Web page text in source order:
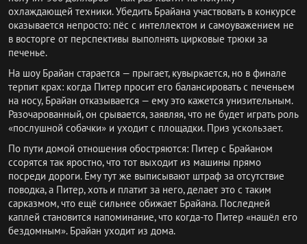
охлаждающей техники. Убедить Брайана участвовать в конкурсе
оказывается непросто: пёс с интеллектом и самоуважением не
в восторге от перспективы выполнять цирковые трюки за
печенье.
На шоу Брайан старается — прыгает, кувыркается, но в финале
терпит крах: когда Питер просит его балансировать с печеньем
на носу, Брайан отказывается — ему это кажется унизительным.
Разочарованный, он срывается, заявляя, что не будет играть роль
«послушной собачки» и уходит с площадки. Приз ускользает.
По пути домой отношения обостряются: Питер с Брайаном
ссорятся так яростно, что тот выходит из машины прямо
посреди дороги. Ему тут же выписывают штраф за отсутствие
поводка, а Питер, хоть и платит за него, делает это с таким
сарказмом, что ещё сильнее обижает Брайана. Последней
каплей становится напоминание, что когда-то Питер «нашёл его
бездомным». Брайан уходит из дома.